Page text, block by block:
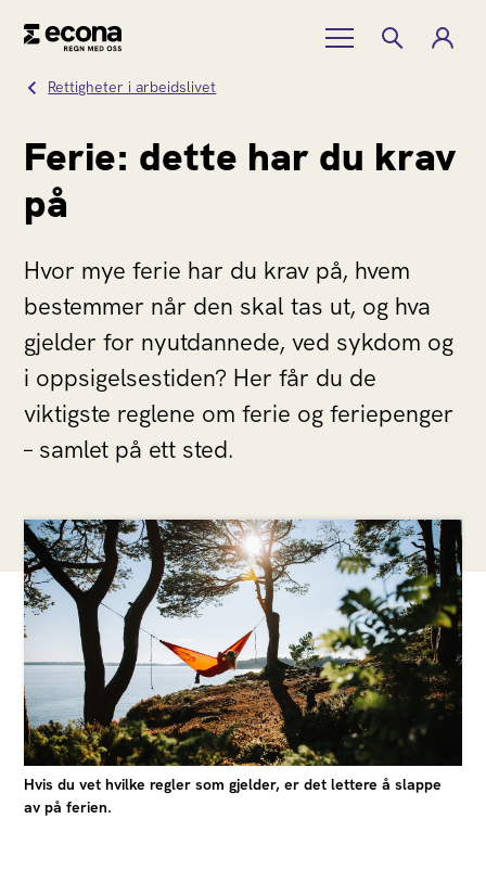
Rettigheter i arbeidslivet
Ferie: dette har du krav
på
Hvor mye ferie har du krav på, hvem
bestemmer når den skal tas ut, og hva
gjelder for nyutdannede, ved sykdom og
i oppsigelsestiden? Her får du de
viktigste reglene om ferie og feriepenger
– samlet på ett sted.
Hvis du vet hvilke regler som gjelder, er det lettere å slappe
av på ferien.